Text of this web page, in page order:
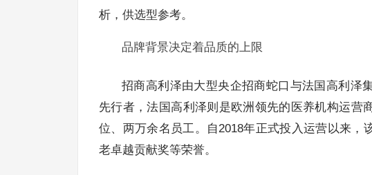
析，供选型参考。
品牌背景决定着品质的上限
招商高利泽由大型央企招商蛇口与法国高利泽
先行者，法国高利泽则是欧洲领先的医养机构运营
位、两万余名员工。自2018年正式投入运营以来，
老卓越贡献奖等荣誉。